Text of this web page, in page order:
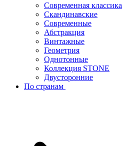
Современная классика
Скандинавские
Современные
Абстракция
Винтажные
Геометрия
Однотонные
Коллекция STONE
Двусторонние
По странам